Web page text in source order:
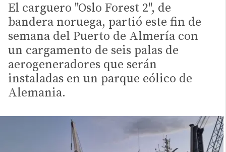
El carguero "Oslo Forest 2", de
bandera noruega, partió este fin de
semana del Puerto de Almería con
un cargamento de seis palas de
aerogeneradores que serán
instaladas en un parque eólico de
Alemania.